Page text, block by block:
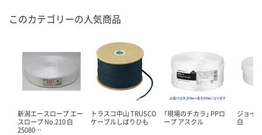
このカテゴリーの人気商品
新潟エースロープ エー
スロープ No.210 白
25080…
トラスコ中山 TRUSCO
ケーブルしばりひも
「現場のチカラ」 PPロ
ープ アスクル
ジョイ
白